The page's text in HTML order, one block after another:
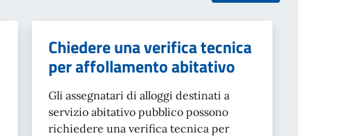
Chiedere una verifica tecnica
per affollamento abitativo
Gli assegnatari di alloggi destinati a
servizio abitativo pubblico possono
richiedere una verifica tecnica per